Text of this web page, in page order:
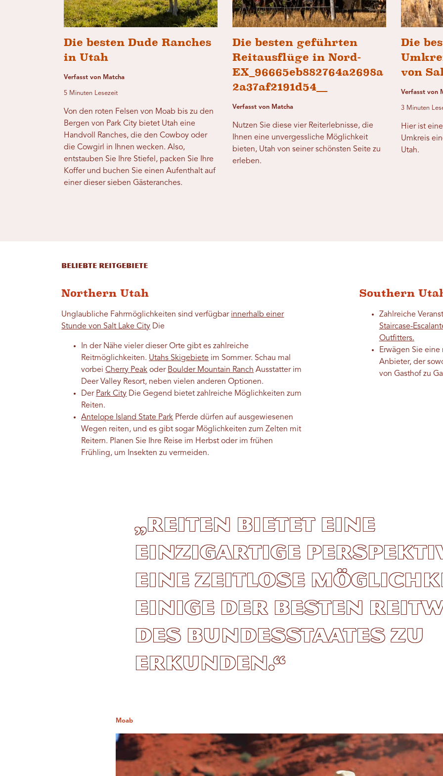
Die besten Dude Ranches
in Utah
Verfasst von Matcha
5 Minuten Lesezeit
Von den roten Felsen von Moab bis zu den
Bergen von Park City bietet Utah eine
Handvoll Ranches, die den Cowboy oder
die Cowgirl in Ihnen wecken. Also,
entstauben Sie Ihre Stiefel, packen Sie Ihre
Koffer und buchen Sie einen Aufenthalt auf
einer dieser sieben Gästeranches.
Die besten geführten
Reitausflüge in Nord-
EX_96665eb882764a2698a
2a37af2191d54__
Verfasst von Matcha
Nutzen Sie diese vier Reiterlebnisse, die
Ihnen eine unvergessliche Möglichkeit
bieten, Utah von seiner schönsten Seite zu
erleben.
Die
von
Verfasst von
3 Minuten
Hier ist
Umkreis
Utah.
Beliebte Reitgebiete
Northern Utah
Unglaubliche Fahrmöglichkeiten sind verfügbar innerhalb einer
Stunde von Salt Lake City Die
In der Nähe vieler dieser Orte gibt es zahlreiche
Reitmöglichkeiten. Utahs Skigebiete im Sommer. Schau mal
vorbeiCherry Peak oder Boulder Mountain Ranch Ausstatter im
Deer Valley Resort, neben vielen anderen Optionen.
Der Park City Die Gegend bietet zahlreiche Möglichkeiten zum
Reiten.
Antelope Island State Park Pferde dürfen auf ausgewiesenen
Wegen reiten, und es gibt sogar Möglichkeiten zum Zelten mit
Reitern. Planen Sie Ihre Reise im Herbst oder im frühen
Frühling, um Insekten zu vermeiden.
Southern
Zahlreiche
Staircase-
Outfitters.
Erwägen Sie
Anbieter, der
von Gasthof zu
„Reiten bietet eine
einzigartige
eine zeitlose
einige der besten
des Bundesstaates zu
erkunden.“
Moab